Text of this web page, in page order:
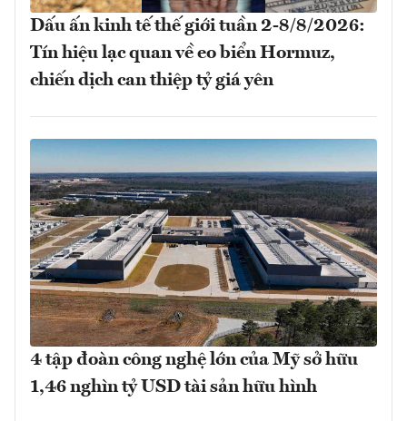
Dấu ấn kinh tế thế giới tuần 2-8/8/2026:
Tín hiệu lạc quan về eo biển Hormuz,
chiến dịch can thiệp tỷ giá yên
4 tập đoàn công nghệ lớn của Mỹ sở hữu
1,46 nghìn tỷ USD tài sản hữu hình